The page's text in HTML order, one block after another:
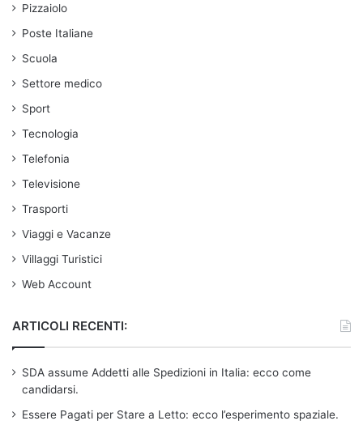
Pizzaiolo
Poste Italiane
Scuola
Settore medico
Sport
Tecnologia
Telefonia
Televisione
Trasporti
Viaggi e Vacanze
Villaggi Turistici
Web Account
ARTICOLI RECENTI:
SDA assume Addetti alle Spedizioni in Italia: ecco come
candidarsi.
Essere Pagati per Stare a Letto: ecco l’esperimento spaziale.